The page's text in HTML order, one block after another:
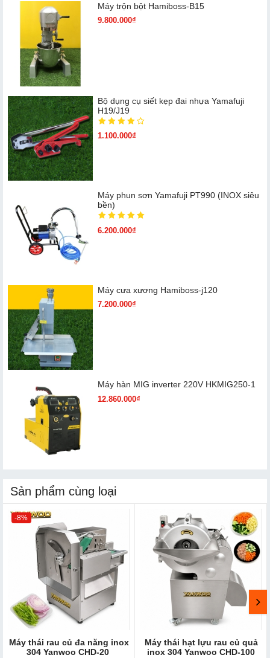
Máy trộn bột Hamiboss-B15
9.800.000₫
Bộ dụng cụ siết kẹp đai nhựa Yamafuji
H19/J19
1.100.000₫
Máy phun sơn Yamafuji PT990 (INOX siêu
bền)
6.200.000₫
Máy cưa xương Hamiboss-j120
7.200.000₫
Máy hàn MIG inverter 220V HKMIG250-1
12.860.000₫
Sản phẩm cùng loại
-8%
Máy thái rau củ đa năng inox
304 Yanwoo CHD-20
Máy thái hạt lựu rau củ quả
inox 304 Yanwoo CHD-100